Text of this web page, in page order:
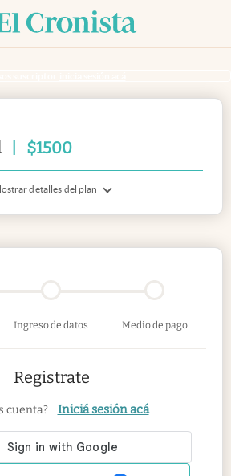
$1500
detalles del plan
Ingreso de datos Medio de pago
Registrate
cuenta? Iniciá sesión acá